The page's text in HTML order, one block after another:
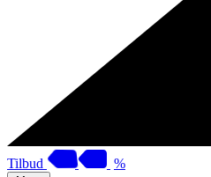
Tilbud %